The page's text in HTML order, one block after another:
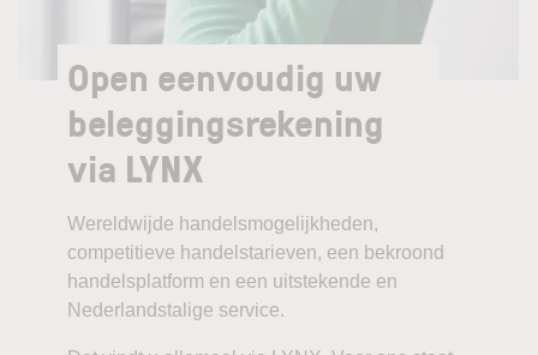
Open eenvoudig uw
beleggingsrekening
via LYNX
Wereldwijde handelsmogelijkheden,
competitieve handelstarieven, een bekroond
handelsplatform en een uitstekende en
Nederlandstalige service.